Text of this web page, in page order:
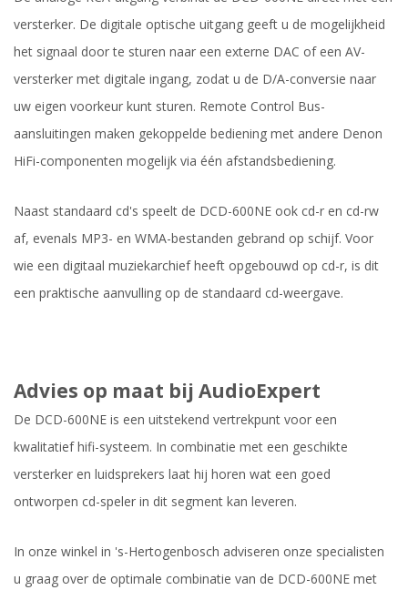
versterker. De digitale optische uitgang geeft u de mogelijkheid
het signaal door te sturen naar een externe DAC of een AV-
versterker met digitale ingang, zodat u de D/A-conversie naar
uw eigen voorkeur kunt sturen. Remote Control Bus-
aansluitingen maken gekoppelde bediening met andere Denon
HiFi-componenten mogelijk via één afstandsbediening.
Naast standaard cd's speelt de DCD-600NE ook cd-r en cd-rw
af, evenals MP3- en WMA-bestanden gebrand op schijf. Voor
wie een digitaal muziekarchief heeft opgebouwd op cd-r, is dit
een praktische aanvulling op de standaard cd-weergave.
Advies op maat bij AudioExpert
De DCD-600NE is een uitstekend vertrekpunt voor een
kwalitatief hifi-systeem. In combinatie met een geschikte
versterker en luidsprekers laat hij horen wat een goed
ontworpen cd-speler in dit segment kan leveren.
In onze winkel in 's-Hertogenbosch adviseren onze specialisten
u graag over de optimale combinatie van de DCD-600NE met